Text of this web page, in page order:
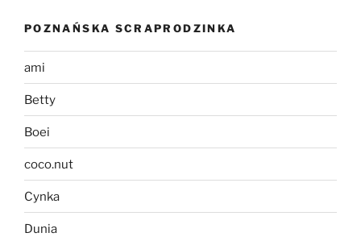
POZNAŃSKA SCRAPRODZINKA
ami
Betty
Boei
coco.nut
Cynka
Dunia